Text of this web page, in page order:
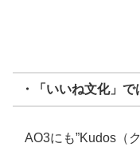
・「いいね文化」で
AO3にも”Kudos（